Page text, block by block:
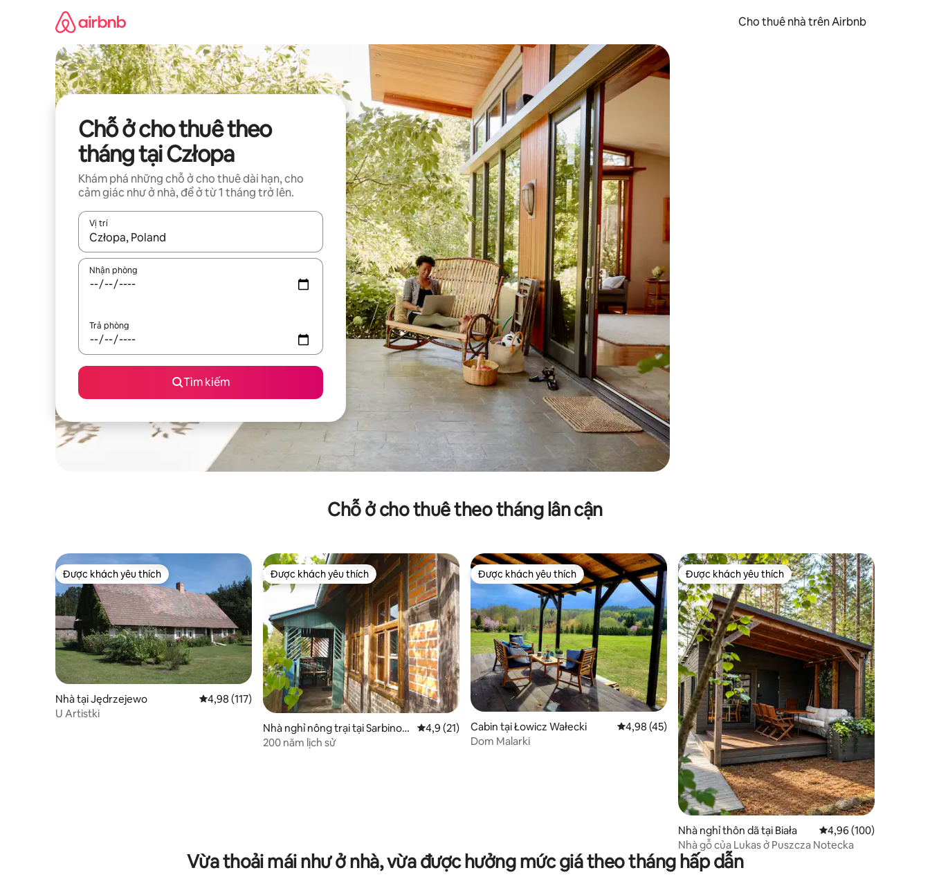
Cho thuê nhà trên Airbnb
Chỗ ở cho thuê theo
tháng tại Człopa
Khám phá những chỗ ở cho thuê dài hạn, cho
cảm giác như ở nhà, để ở từ 1 tháng trở lên.
Vị trí
Khi có kết quả, hãy điều hướng bằng phím mũi tên lên và xuống hoặc khám phá bằng các thao tác chạm hoặc vuốt.
Nhận phòng
Trả phòng
Tìm kiếm
Chỗ ở cho thuê theo tháng lân cận
Được khách yêu thích
Được khách yêu thích
Nhà tại Jędrzejewo Xếp hạng trung bình 4,98/5, 117 đánh giá
4,98 (117)
U Artistki
Được khách yêu thích
Được khách yêu thích
Nhà nghỉ nông trại tại Sarbinow
o
Xếp hạng trung bình 4,9/5, 21 đánh giá
4,9 (21)
200 năm lịch sử
Được khách yêu thích
Được khách yêu thích
Cabin tại Łowicz Wałecki Xếp hạng trung bình 4,98/5, 45 đánh giá
4,98 (45)
Dom Malarki
Được khách yêu thích
Được khách yêu thích
Nhà nghỉ thôn dã tại Biała Xếp hạng trung bình
4,96 (100)
Nhà gỗ của Lukas ở Puszcza Notecka
Vừa thoải mái như ở nhà, vừa được hưởng mức giá theo tháng hấp dẫn